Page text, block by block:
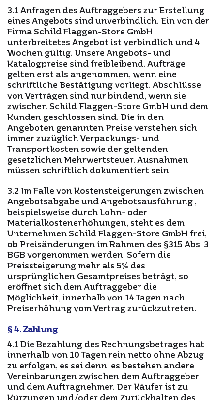
3.1 Anfragen des Auftraggebers zur Erstellung
eines Angebots sind unverbindlich. Ein von der
Firma Schild Flaggen-Store GmbH
unterbreitetes Angebot ist verbindlich und 4
Wochen gültig. Unsere Angebots- und
Katalogpreise sind freibleibend. Aufträge
gelten erst als angenommen, wenn eine
schriftliche Bestätigung vorliegt. Abschlüsse
von Verträgen sind nur bindend, wenn sie
zwischen Schild Flaggen-Store GmbH und dem
Kunden geschlossen sind. Die in den
Angeboten genannten Preise verstehen sich
immer zuzüglich Verpackungs- und
Transportkosten sowie der geltenden
gesetzlichen Mehrwertsteuer. Ausnahmen
müssen schriftlich dokumentiert sein.
3.2 Im Falle von Kostensteigerungen zwischen
Angebotsabgabe und Angebotsausführung ,
beispielsweise durch Lohn- oder
Materialkostenerhöhungen, steht es dem
Unternehmen Schild Flaggen-Store GmbH frei,
ob Preisänderungen im Rahmen des §315 Abs. 3
BGB vorgenommen werden. Sofern die
Preissteigerung mehr als 5% des
ursprünglichen Gesamtpreises beträgt, so
eröffnet sich dem Auftraggeber die
Möglichkeit, innerhalb von 14 Tagen nach
Preiserhöhung vom Vertrag zurückzutreten.
§ 4. Zahlung
4.1 Die Bezahlung des Rechnungsbetrages hat
innerhalb von 10 Tagen rein netto ohne Abzug
zu erfolgen, es sei denn, es bestehen andere
Vereinbarungen zwischen dem Auftraggeber
und dem Auftragnehmer. Der Käufer ist zu